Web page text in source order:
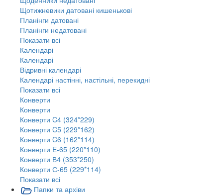
Щотижневики датовані кишенькові
Планінги датовані
Планінги недатовані
Показати всі
Календарі
Календарі
Відривні календарі
Календарі настінні, настільні, перекидні
Показати всі
Конверти
Конверти
Конверти C4 (324*229)
Конверти C5 (229*162)
Конверти C6 (162*114)
Конверти E-65 (220*110)
Конверти В4 (353*250)
Конверти С-65 (229*114)
Показати всі
Папки та архіви